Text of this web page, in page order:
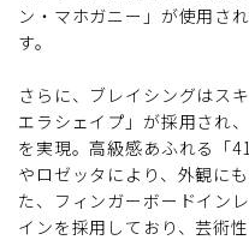
ン・マホガニー」が使用さ
す。
さらに、ブレイシングはス
エラシェイプ」が採用され
を実現。高級感あふれる「
やロゼッタにより、外観に
た、フィンガーボードイン
インを採用しており、芸術